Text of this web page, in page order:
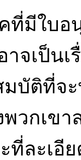
ที่มีใบ
าจเป็น
บัติที่จ
วกเข
ที่ละเอี